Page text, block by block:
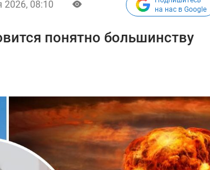
2026, 08:10
на нас в Google
понятно большинству